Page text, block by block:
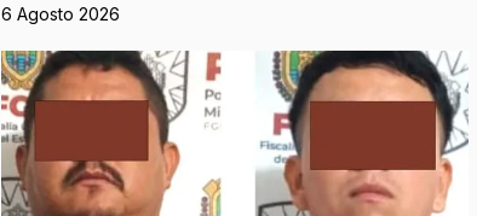
6 Agosto 2026